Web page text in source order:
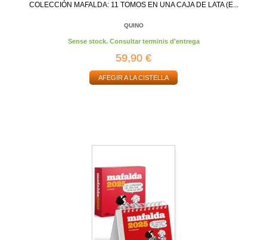
COLECCIÓN MAFALDA: 11 TOMOS EN UNA CAJA DE LATA (E...
QUINO
Sense stock. Consultar terminis d'entrega
59,90 €
AFEGIR A LA CISTELLA